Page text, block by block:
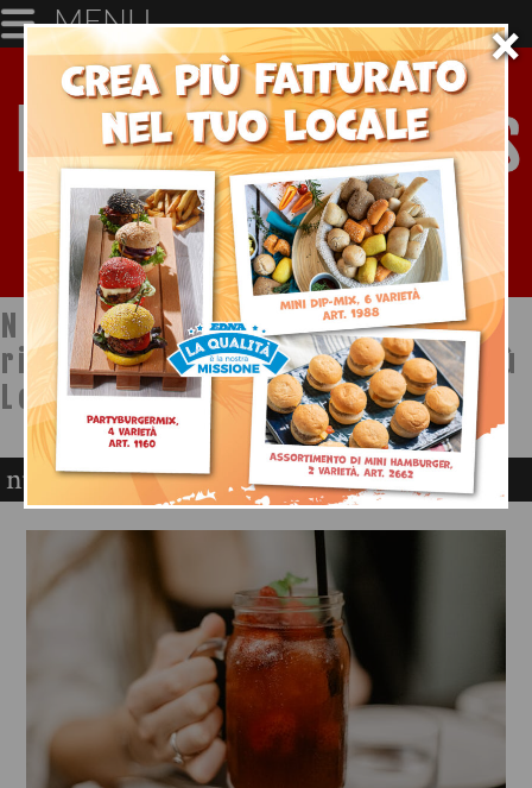
×
MENU
Notizie dal mondo della
ristorazione a cura di Ristopiù
Lombardia SpA
nuove proposte horeca agosto